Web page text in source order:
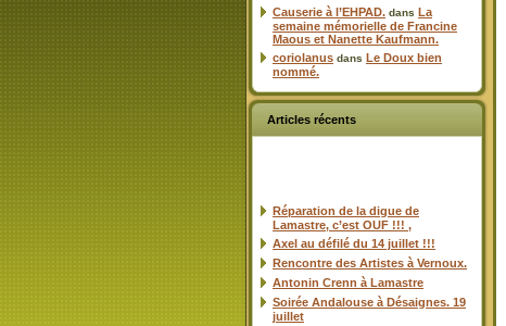
Causerie à l’EHPAD. dans La
semaine mémorielle de Francine
Maous et Nanette Kaufmann.
coriolanus dans Le Doux bien
nommé.
Articles récents
Réparation de la digue de
Lamastre, c’est OUF !!! ,
Axel au défilé du 14 juillet !!!
Rencontre des Artistes à Vernoux.
Antonin Crenn à Lamastre
Soirée Andalouse à Désaignes. 19
juillet